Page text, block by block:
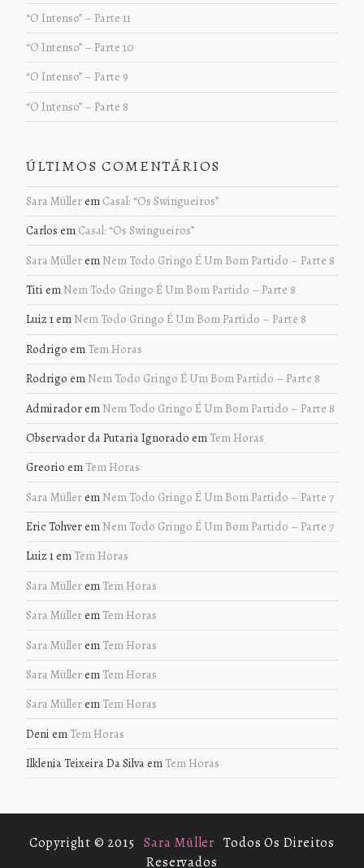
“O Intenso” – Parte 11
“O Intenso” – Parte 10
“O Intenso” – Parte 9
“O Intenso” – Parte 8
ÚLTIMOS COMENTÁRIOS
Sara Müllerem Casal: “Os Swingueiros”
Carlos em Casal: “Os Swingueiros”
Sara Müllerem Nem Todo Gringo É Um Bom Partido – Parte 8
Titi em Nem Todo Gringo É Um Bom Partido – Parte 8
Luiz 1em Nem Todo Gringo É Um Bom Partido – Parte 8
Rodrigo em Tem Horas
Rodrigo em Nem Todo Gringo É Um Bom Partido – Parte 8
Admiradorem Nem Todo Gringo É Um Bom Partido – Parte 8
Observador da Putaria Ignorado em Tem Horas
Greorio em Tem Horas
Sara Müllerem Nem Todo Gringo É Um Bom Partido – Parte 7
Eric Tohverem Nem Todo Gringo É Um Bom Partido – Parte 7
Luiz 1em Tem Horas
Sara Müllerem Tem Horas
Sara Müllerem Tem Horas
Sara Müllerem Tem Horas
Sara Müllerem Tem Horas
Sara Müllerem Tem Horas
Deni em Tem Horas
Ilklenia Teixeira Da Silvaem Tem Horas
Copyright © 2015 Sara Müller Todos Os Direitos
Reservados